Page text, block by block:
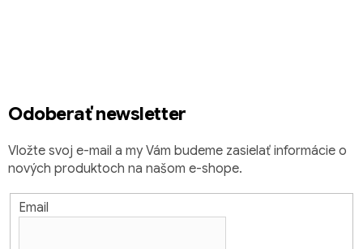
eOdoberať newsletter
Vložte svoj e-mail a my Vám budeme zasielať informácie o
nových produktoch na našom e-shope.
Email